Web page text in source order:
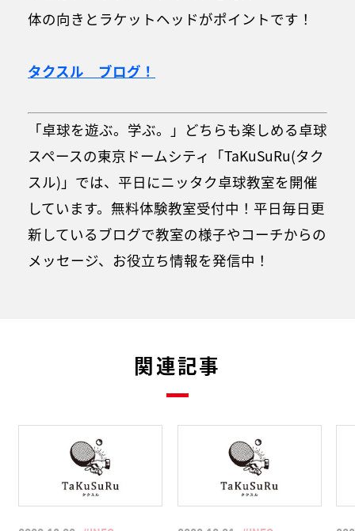
体の向きとラケットヘッドがポイントです！
タクスル ブログ！
「卓球を遊ぶ。学ぶ。」どちらも楽しめる卓球
スペースの東京ドームシティ「TaKuSuRu(タク
スル)」では、平日にニッタク卓球教室を開催
しています。無料体験教室受付中！平日毎日更
新しているブログで教室の様子やコーチからの
メッセージ、お役立ち情報を発信中！
関連記事